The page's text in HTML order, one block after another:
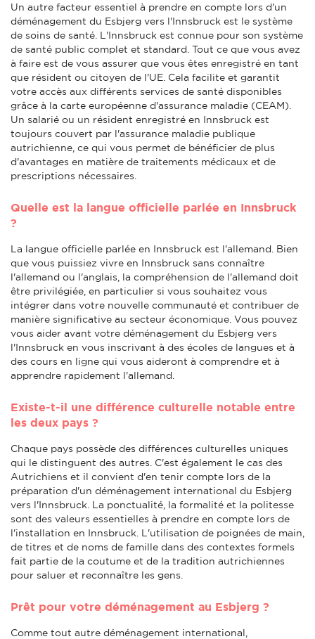
Un autre facteur essentiel à prendre en compte lors d'un
déménagement du Esbjerg vers l'Innsbruck est le système
de soins de santé. L'Innsbruck est connue pour son système
de santé public complet et standard. Tout ce que vous avez
à faire est de vous assurer que vous êtes enregistré en tant
que résident ou citoyen de l'UE. Cela facilite et garantit
votre accès aux différents services de santé disponibles
grâce à la carte européenne d'assurance maladie (CEAM).
Un salarié ou un résident enregistré en Innsbruck est
toujours couvert par l'assurance maladie publique
autrichienne, ce qui vous permet de bénéficier de plus
d'avantages en matière de traitements médicaux et de
prescriptions nécessaires.
Quelle est la langue officielle parlée en Innsbruck
?
La langue officielle parlée en Innsbruck est l'allemand. Bien
que vous puissiez vivre en Innsbruck sans connaître
l'allemand ou l'anglais, la compréhension de l'allemand doit
être privilégiée, en particulier si vous souhaitez vous
intégrer dans votre nouvelle communauté et contribuer de
manière significative au secteur économique. Vous pouvez
vous aider avant votre déménagement du Esbjerg vers
l'Innsbruck en vous inscrivant à des écoles de langues et à
des cours en ligne qui vous aideront à comprendre et à
apprendre rapidement l'allemand.
Existe-t-il une différence culturelle notable entre
les deux pays ?
Chaque pays possède des différences culturelles uniques
qui le distinguent des autres. C'est également le cas des
Autrichiens et il convient d'en tenir compte lors de la
préparation d'un déménagement international du Esbjerg
vers l'Innsbruck. La ponctualité, la formalité et la politesse
sont des valeurs essentielles à prendre en compte lors de
l'installation en Innsbruck. L'utilisation de poignées de main,
de titres et de noms de famille dans des contextes formels
fait partie de la coutume et de la tradition autrichiennes
pour saluer et reconnaître les gens.
Prêt pour votre déménagement au Esbjerg ?
Comme tout autre déménagement international,